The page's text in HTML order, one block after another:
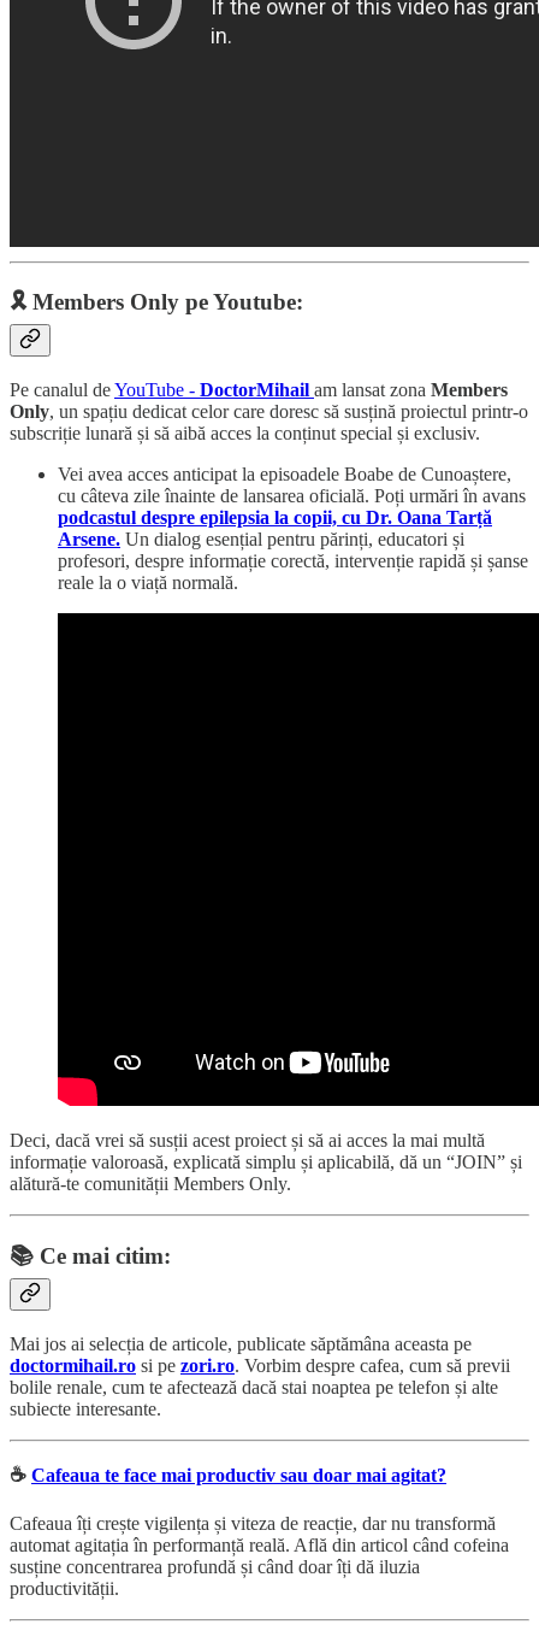
🎗️ Members Only pe Youtube:
Pe canalul deYouTube - DoctorMihail am lansat zona Members
Only, un spațiu dedicat celor care doresc să susțină proiectul printr-o
subscriție lunară și să aibă acces la conținut special și exclusiv.
Vei avea acces anticipat la episoadele Boabe de Cunoaștere,
cu câteva zile înainte de lansarea oficială. Poți urmări în avans
podcastul despre epilepsia la copii, cu Dr. Oana Tarță
Arsene. Un dialog esențial pentru părinți, educatori și
profesori, despre informație corectă, intervenție rapidă și șanse
reale la o viață normală.
Deci, dacă vrei să susții acest proiect și să ai acces la mai multă
informație valoroasă, explicată simplu și aplicabilă, dă un “JOIN” și
alătură-te comunității Members Only.
📚 Ce mai citim:
Mai jos ai selecția de articole, publicate săptămâna aceasta pe
doctormihail.ro si pe zori.ro. Vorbim despre cafea, cum să previi
bolile renale, cum te afectează dacă stai noaptea pe telefon și alte
subiecte interesante.
☕️ Cafeaua te face mai productiv sau doar mai agitat?
Cafeaua îți crește vigilența și viteza de reacție, dar nu transformă
automat agitația în performanță reală. Află din articol când cofeina
susține concentrarea profundă și când doar îți dă iluzia
productivității.